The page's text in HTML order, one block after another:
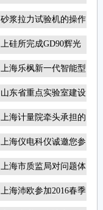
砂浆拉力试验机的操作
上硅所完成GD90辉光
上海乐枫新一代智能型
山东省重点实验室建设
上海计量院牵头承担的
上海仪电科仪诚邀您参
上海市质监局对问题体
上海沛欧参加2016春季